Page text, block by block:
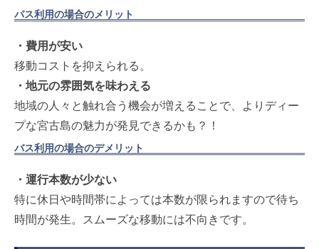
バス利用の場合のメリット
・費用が安い
移動コストを抑えられる。
・地元の雰囲気を味わえる
地域の人々と触れ合う機会が増えることで、よりディー
プな宮古島の魅力が発見できるかも？！
バス利用の場合のデメリット
・運行本数が少ない
特に休日や時間帯によっては本数が限られますので待ち
時間が発生。スムーズな移動には不向きです。